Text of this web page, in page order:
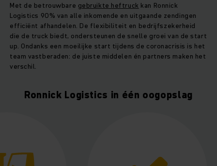
Met de betrouwbare gebruikte heftruck kan Ronnick
Logistics 90% van alle inkomende en uitgaande zendingen
efficiënt afhandelen. De flexibiliteit en bedrijfszekerheid
die de truck biedt, ondersteunen de snelle groei van de start
up. Ondanks een moeilijke start tijdens de coronacrisis is het
team vastberaden: de juiste middelen én partners maken het
verschil.
Ronnick Logistics in één oogopslag